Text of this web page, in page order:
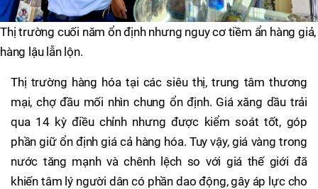
Thị trường cuối năm ổn định nhưng nguy cơ tiềm ẩn hàng giả,
hàng lậu lẫn lộn.
Thị trường hàng hóa tại các siêu thị, trung tâm thương
mại, chợ đầu mối nhìn chung ổn định. Giá xăng dầu trải
qua 14 kỳ điều chỉnh nhưng được kiểm soát tốt, góp
phần giữ ổn định giá cả hàng hóa. Tuy vậy, giá vàng trong
nước tăng mạnh và chênh lệch so với giá thế giới đã
khiến tâm lý người dân có phần dao động, gây áp lực cho